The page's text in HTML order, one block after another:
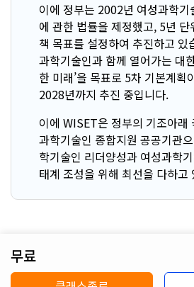
이에 정부는 2002년 여성과학기
에 관한 법률을 제정했고, 5년 단
책 목표를 설정하여 추진하고 있
과학기술인과 함께 열어가는 대
한 미래’을 목표로 5차 기본계획
2028년까지 추진 중입니다.
이에 WISET은 정부의 기조아래
과학기술인 종합지원 공공기관
학기술인 리더양성과 여성과학
태계 조성을 위해 최선을 다하고
무료